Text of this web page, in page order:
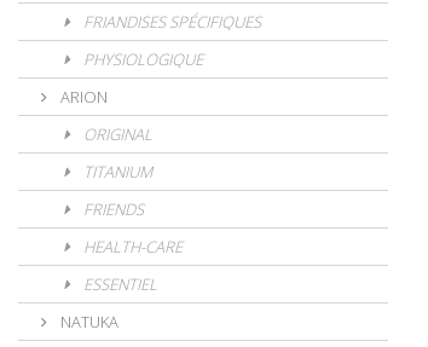
FRIANDISES SPÉCIFIQUES
PHYSIOLOGIQUE
ARION
ORIGINAL
TITANIUM
FRIENDS
HEALTH-CARE
ESSENTIEL
NATUKA